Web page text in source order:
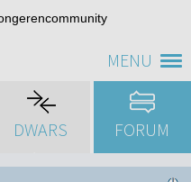
MENU
DWARS FORUM